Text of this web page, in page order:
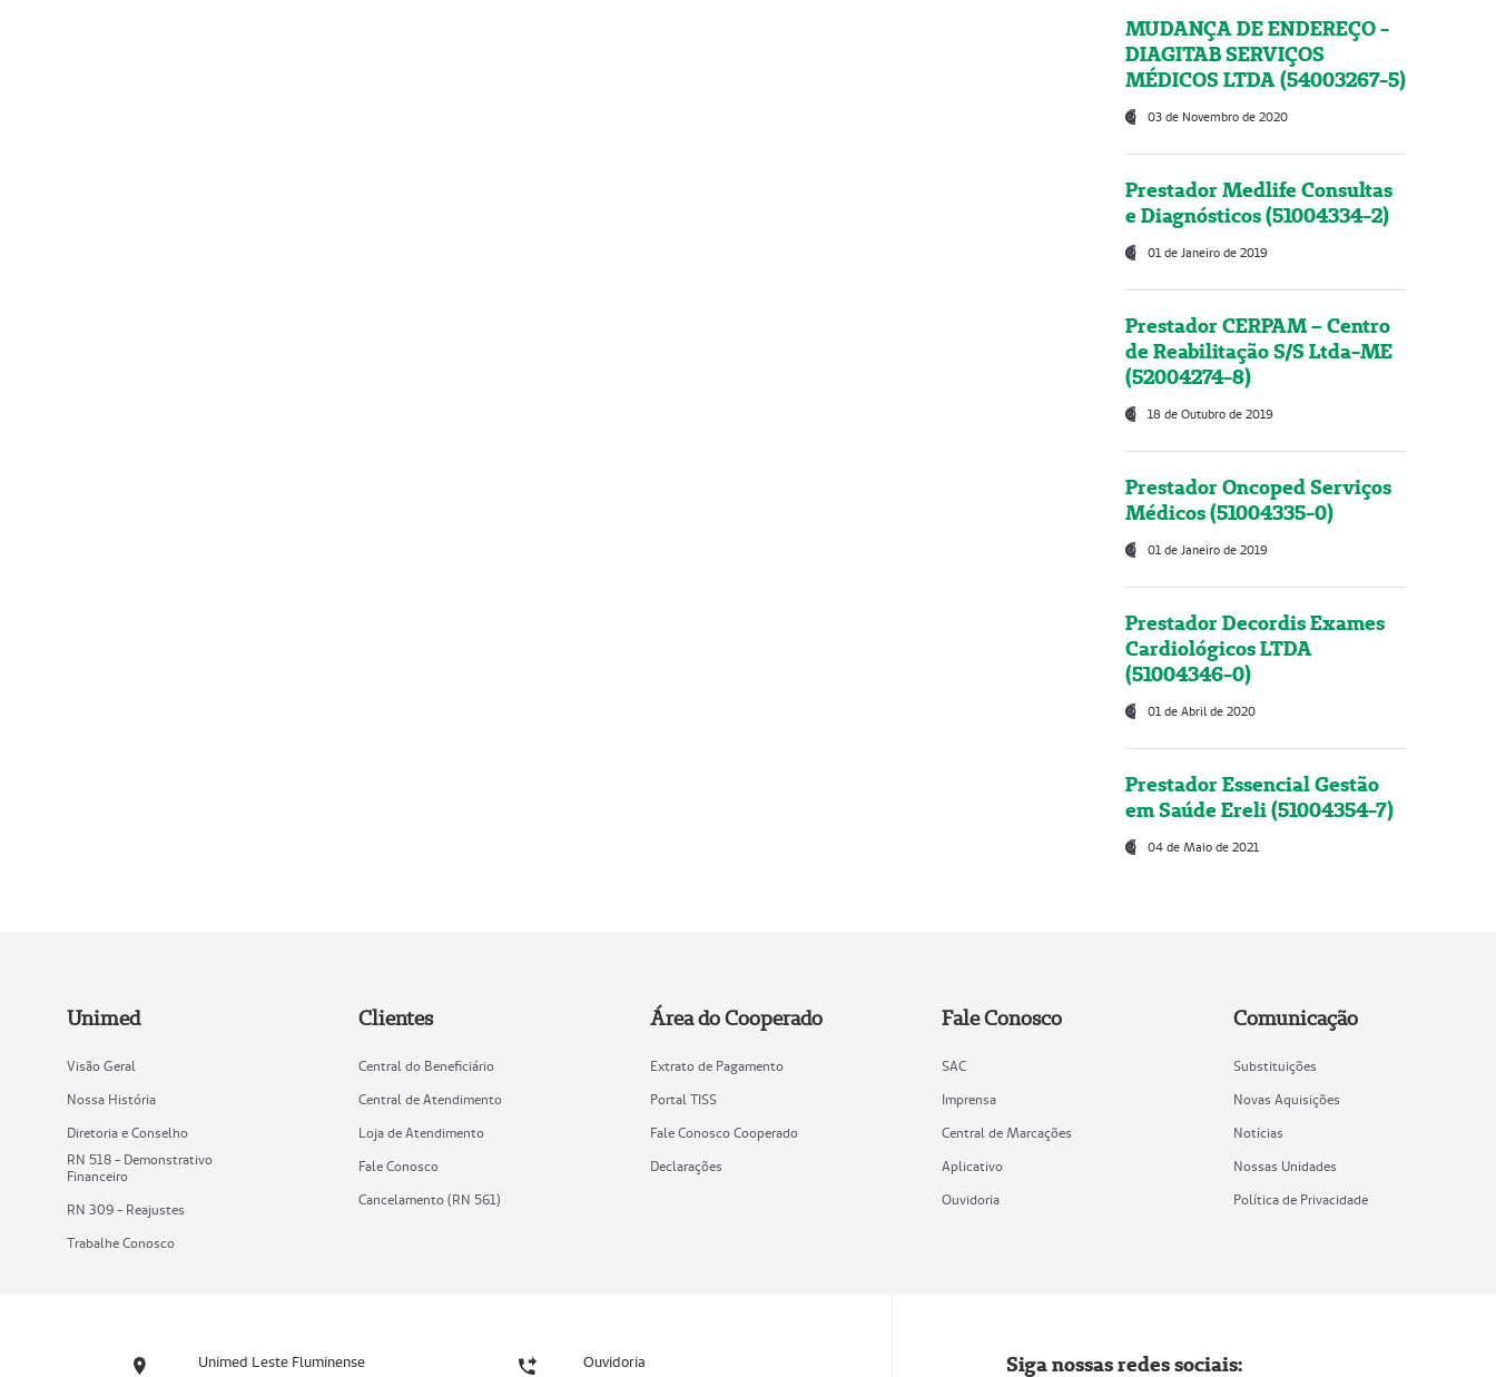
MUDANÇA DE ENDEREÇO -
DIAGITAB SERVIÇOS
MÉDICOS LTDA (54003267-5)
03 de Novembro de 2020
Prestador Medlife Consultas
e Diagnósticos (51004334-2)
01 de Janeiro de 2019
Prestador CERPAM – Centro
de Reabilitação S/S Ltda-ME
(52004274-8)
18 de Outubro de 2019
Prestador Oncoped Serviços
Médicos (51004335-0)
01 de Janeiro de 2019
Prestador Decordis Exames
Cardiológicos LTDA
(51004346-0)
01 de Abril de 2020
Prestador Essencial Gestão
em Saúde Ereli (51004354-7)
04 de Maio de 2021
Unimed
Visão Geral
Nossa História
Diretoria e Conselho
RN 518 - Demonstrativo
Financeiro
RN 309 - Reajustes
Trabalhe Conosco
Clientes
Central do Beneficiário
Central de Atendimento
Loja de Atendimento
Fale Conosco
Cancelamento (RN 561)
Área do Cooperado
Extrato de Pagamento
Portal TISS
Fale Conosco Cooperado
Declarações
Fale Conosco
SAC
Imprensa
Central de Marcações
Aplicativo
Ouvidoria
Comunicação
Substituições
Novas Aquisições
Notícias
Nossas Unidades
Política de Privacidade
Unimed Leste Fluminense Ouvidoria Siga nossas redes sociais: